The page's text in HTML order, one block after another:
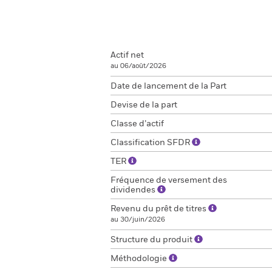
Actif net
au 06/août/2026
Date de lancement de la Part
Devise de la part
Classe d’actif
Classification SFDR
TER
Fréquence de versement des
dividendes
Revenu du prêt de titres
au 30/juin/2026
Structure du produit
Méthodologie